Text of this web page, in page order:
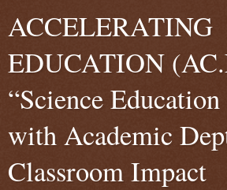
ACCELERATING
EDUCATION
“Science
with Academic
Classroom Impact